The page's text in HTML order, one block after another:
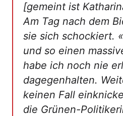
[gemeint ist
Am Tag nach dem
sie sich schockiert.
und so einen
habe ich noch nie
dagegenhalten.
keinen Fall
die Grünen-